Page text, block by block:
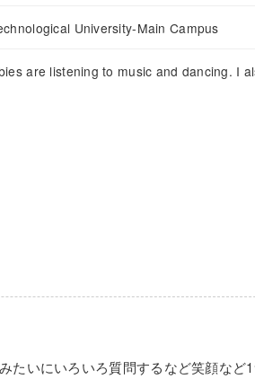
University-Main Campus
are listening to music and dancing. I
たいにいろいろ質問するなど笑顔など